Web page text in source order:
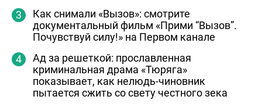
Как снимали «Вызов»: смотрите
документальный фильм «Прими “Вызов”.
Почувствуй силу!» на Первом канале
Ад за решеткой: прославленная
криминальная драма «Тюряга»
показывает, как нелюдь-чиновник
пытается сжить со свету честного зека